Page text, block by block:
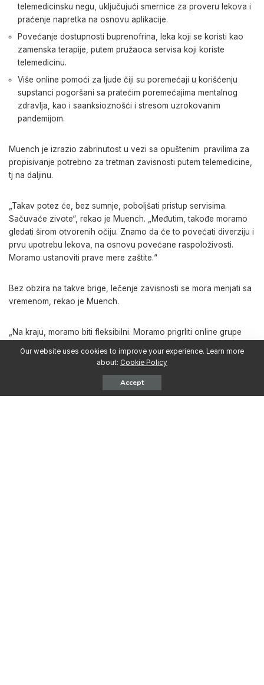
telemedicinsku negu, uključujući smernice za proveru lekova i
praćenje napretka na osnovu aplikacije.
Povećanje dostupnosti buprenofrina, leka koji se koristi kao
zamenska terapije, putem pružaoca servisa koji koriste
telemedicinu.
Više online pomoći za ljude čiji su poremećaji u korišćenju
supstanci pogoršani sa pratećim poremećajima mentalnog
zdravlja, kao i saanksioznošći i stresom uzrokovanim
pandemijom.
Muench je izrazio zabrinutost u vezi sa opuštenim pravilima za
propisivanje potrebno za tretman zavisnosti putem telemedicine,
tj na daljinu.
„Takav potez će, bez sumnje, poboljšati pristup servisima.
Sačuvaće zivote“, rekao je Muench. „Međutim, takođe moramo
gledati širom otvorenih očiju. Znamo da će to povećati diverziju i
prvu upotrebu lekova, na osnovu povećane raspoloživosti.
Moramo ustanoviti prave mere zaštite.“
Bez obzira na takve brige, lečenje zavisnosti se mora menjati sa
vremenom, rekao je Muench.
„Na kraju, moramo biti fleksibilni. Moramo prigrliti online grupe
sopstveni život. Pružaoci servisa u oblasti zavisnosti se ne mogu
ljudi na mestu na kom se trenutno nalaze i pristupiti im na način
koji nužno ne obuhvata lični kontakt“, rekao je Muench.
Our website uses cookies to improve your experience. Learn more
about: Cookie Policy
Accept